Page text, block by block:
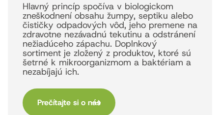
Hlavný princíp spočíva v biologickom
zneškodnení obsahu žumpy, septiku alebo
čističky odpadových vôd, jeho premene na
zdravotne nezávadnú tekutinu a odstránení
nežiadúceho zápachu. Doplnkový
sortiment je zložený z produktov, ktoré sú
šetrné k mikroorganizmom a baktériam a
nezabíjajú ich.
Prečítajte si o nás